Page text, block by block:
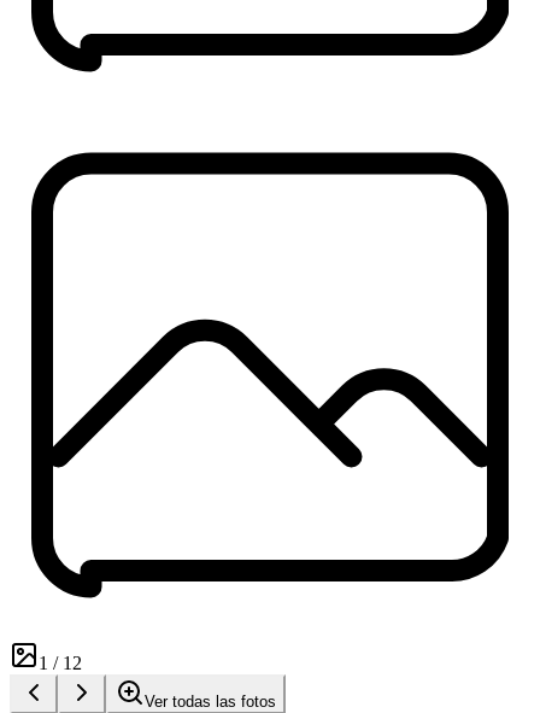
1 / 12
Ver todas las fotos